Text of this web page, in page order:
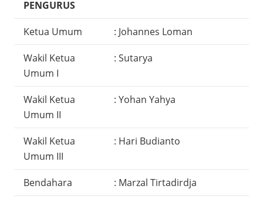
PENGURUS
Ketua Umum : Johannes Loman
Wakil Ketua
Umum I
: Sutarya
Wakil Ketua
Umum II
: Yohan Yahya
Wakil Ketua
Umum III
: Hari Budianto
Bendahara : Marzal Tirtadirdja